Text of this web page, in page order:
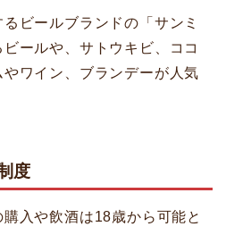
ビールブランドの「サンミ
ールや、サトウキビ、ココ
ワイン、ブランデーが人気
度
入や飲酒は18歳から可能と